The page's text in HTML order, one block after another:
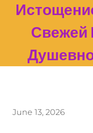
Свежей
June 13, 2026